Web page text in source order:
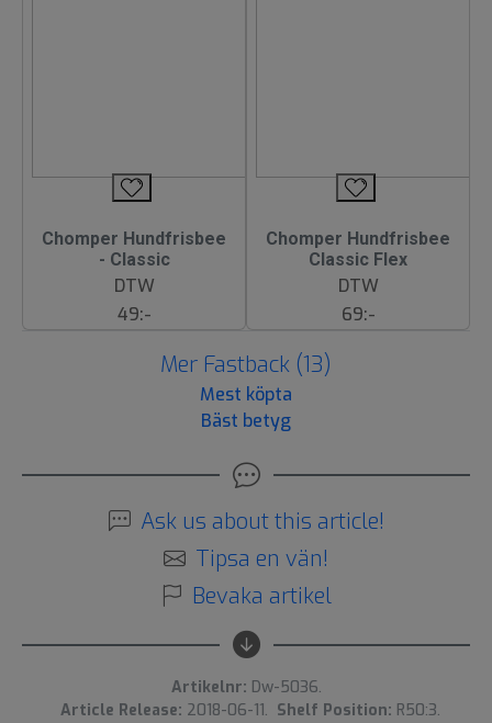
Chomper Hundfrisbee
- Classic
DTW
49:-
Chomper Hundfrisbee
Classic Flex
DTW
69:-
Mer Fastback (13)
Mest köpta
Bäst betyg
Ask us about this article!
Tipsa en vän!
Bevaka artikel
Artikelnr: Dw-5036.
Article Release: 2018-06-11. Shelf Position: R50:3.